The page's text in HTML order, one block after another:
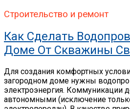
Строительство и ремонт
Как Сделать
Доме От Скважины
Для создания комфортных
загородном доме нужны
электроэнергия. Коммуникации
автономными (исключение